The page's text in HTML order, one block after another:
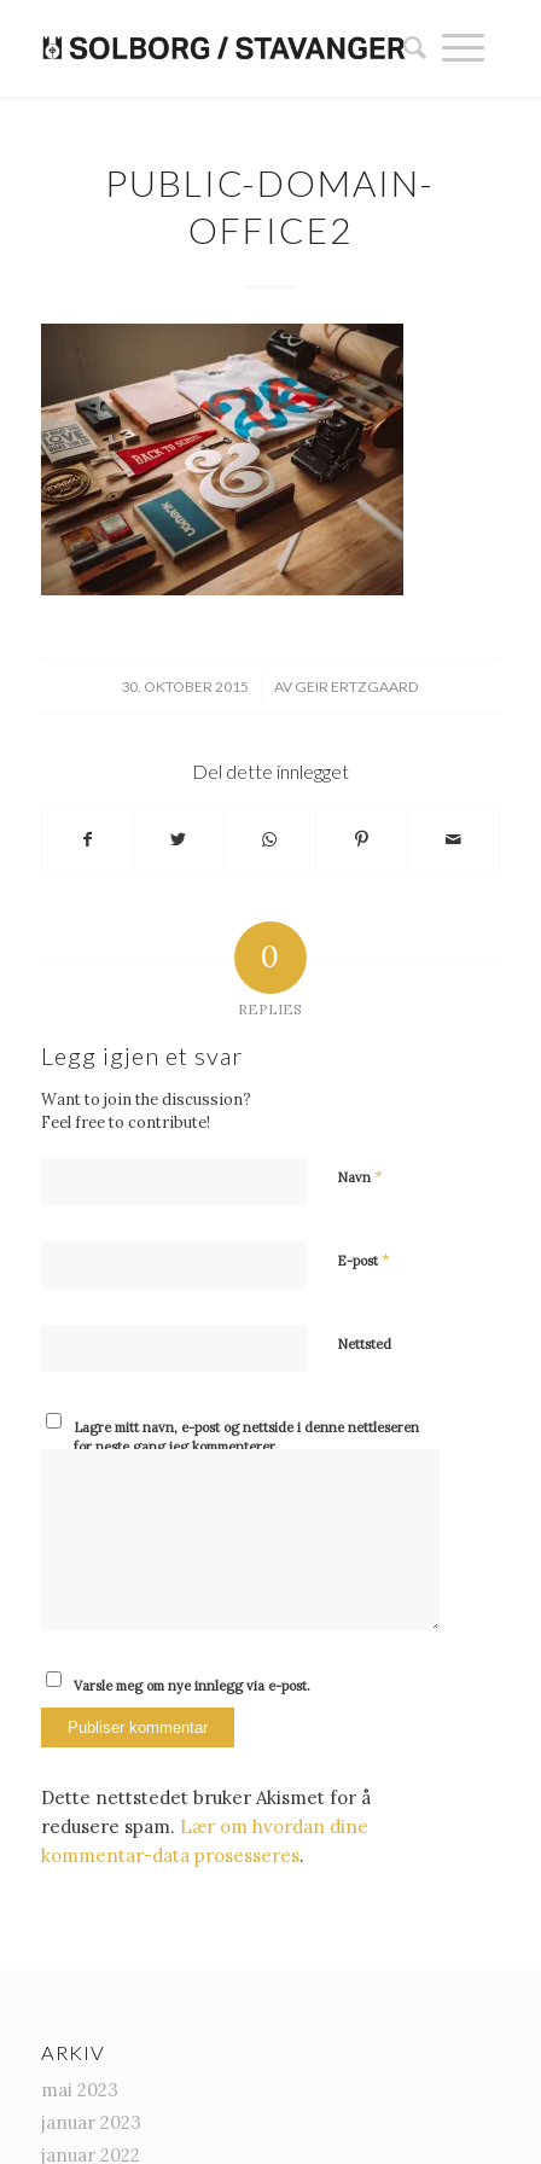
PUBLIC-DOMAIN-
OFFICE2
30. OKTOBER 2015
/ AV GEIR ERTZGAARD
Del dette innlegget
0
REPLIES
Legg igjen et svar
Want to join the discussion?
Feel free to contribute!
Navn *
E-post*
Nettsted
Lagre mitt navn, e-post og nettside i denne nettleseren
for neste gang jeg kommenterer.
Varsle meg om nye innlegg via e-post.
Dette nettstedet bruker Akismet for å
redusere spam. Lær om hvordan dine
kommentar-data prosesseres.
ARKIV
mai 2023
januar 2023
januar 2022